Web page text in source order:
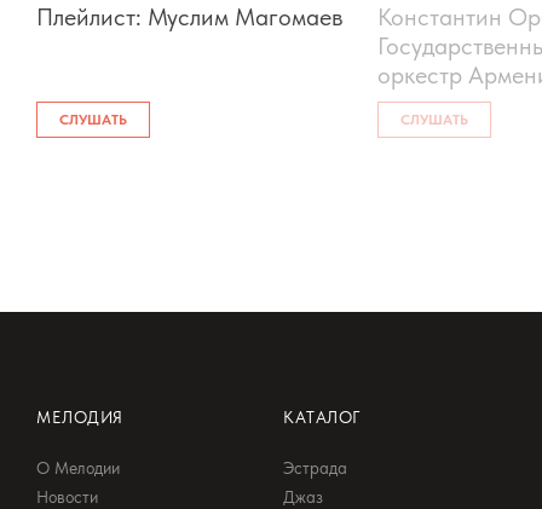
Плейлист: Муслим Магомаев
СЛУШАТЬ
Константин
оркестр
СЛУШАТЬ
МЕЛОДИЯ
О Мелодии
Новости
КАТАЛОГ
Эстрада
Джаз